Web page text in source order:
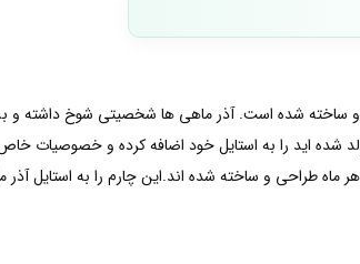
این چارم با روکش طلا 14 عیار برای متولدین ماه آذر طراحی و ساخته شده است. آذر ماهی ها شخصیتی شوخ
شده اید را به استایل خود اضافه کرده و خصوصیات
طراحی و ساخته شده اند.این چارم را به استایل